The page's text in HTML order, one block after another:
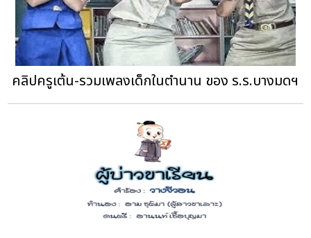
คลิปครูเต้น-รวมเพลงเด็กในตำนาน ของ ร.ร.บางมดฯ